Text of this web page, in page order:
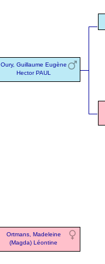
Oury, Guillaume Eugène
Hector PAUL
Ortmans, Madeleine
(Magda) Léontine